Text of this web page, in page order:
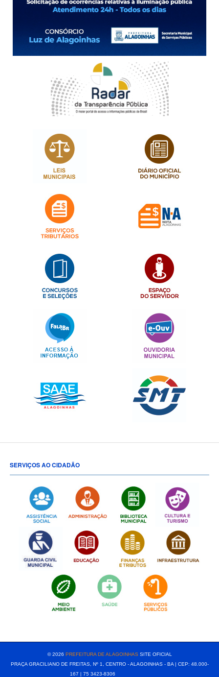
SERVIÇOS AO CIDADÃO
© 2026 PREFEITURA DE ALAGOINHASSITE OFICIAL
PRAÇA GRACILIANO DE FREITAS, Nº 1, CENTRO - ALAGOINHAS - BA | CEP: 48.000-
167 | 75 3423-8306⠀⠀⠀⠀⠀⠀⠀⠀⠀⠀